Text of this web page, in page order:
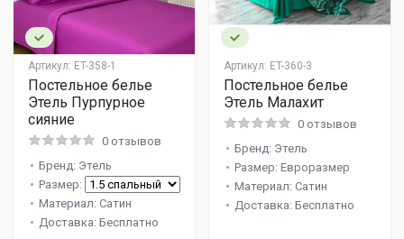
Артикул: ET-358-1
Постельное белье
Этель Пурпурное
сияние
0 отзывов
Бренд: Этель
Размер:
Материал: Сатин
Доставка: Бесплатно
Артикул: ET-360-3
Постельное белье
Этель Малахит
0 отзывов
Бренд: Этель
Размер: Евроразмер
Материал: Сатин
Доставка: Бесплатно